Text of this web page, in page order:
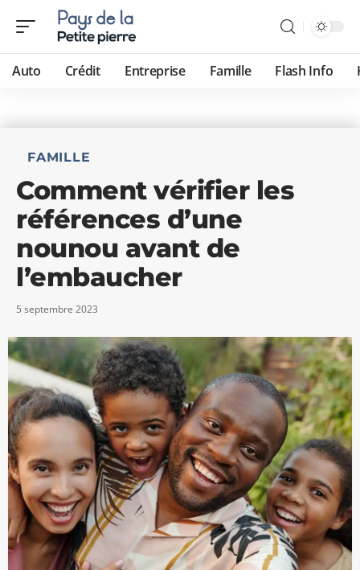
Auto Crédit Entreprise Famille Flash Info
FAMILLE
Comment vérifier les
références d’une
nounou avant de
l’embaucher
5 septembre 2023